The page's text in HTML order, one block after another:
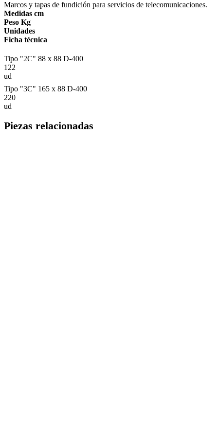
Marcos y tapas de fundición para servicios de telecomunicaciones.
Medidas cm
Peso Kg
Unidades
Ficha técnica
Tipo "2C" 88 x 88 D-400
122
ud
Tipo "3C" 165 x 88 D-400
220
ud
Piezas relacionadas